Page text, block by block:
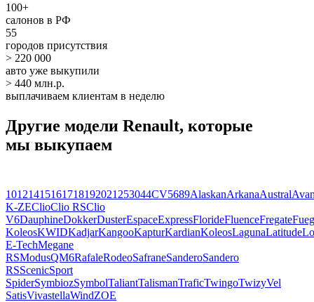
100+
салонов в РФ
55
городов присутствия
> 220 000
авто уже выкупили
> 440 млн.р.
выплачиваем клиентам в неделю
Другие модели Renault, которые
мы выкупаем
10121415161718192021 253044CV5689AlaskanArkanaAustral
K-ZEClioClio RSClio
V6DauphineDokkerDusterEspaceExpressFlorideFluenceFregate
KoleosKWIDKadjarKangooKapturKardianKoleosLagunaLatitude
E-TechMegane
RSModusQM6RafaleRodeoSafraneSanderoSandero
RSScenicSport
SpiderSymbiozSymbolTaliantTalismanTraficTwingoTwizyVel
SatisVivastellaWindZOE